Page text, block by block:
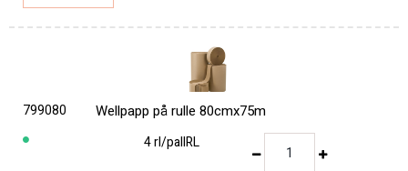
799080 Wellpapp på rulle 80cmx75m
4 rl/pallRL